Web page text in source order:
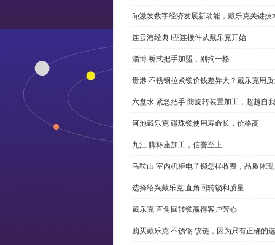
5g激发数字经济发展新动能，戴乐克关键技
连云港经典 i型连接件从戴乐克开始
淄博 桥式把手加盟，别拘一格
贵港 不锈钢拉紧锁价钱差异大？戴乐克用
六盘水 紧急把手 防旋转装置加工，超越自我
河池戴乐克 碰珠锁使用寿命长，价格高
九江 脚杯座加工，信誉至上
马鞍山 室内机柜电子锁怎样收费，品质体现
选择绍兴戴乐克 直角回转锁和质量
戴乐克 直角回转锁赢得客户芳心
购买戴乐克 不锈钢 铰链，因为只有正确的